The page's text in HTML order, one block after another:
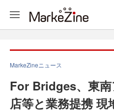
MarkeZineニュース
For Bridges、東
店等と業務提携 現